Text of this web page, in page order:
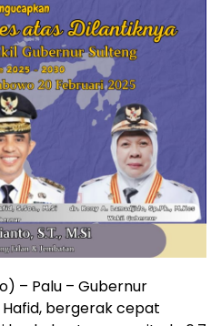
– Palu – Gubernur
Hafid, bergerak cepat